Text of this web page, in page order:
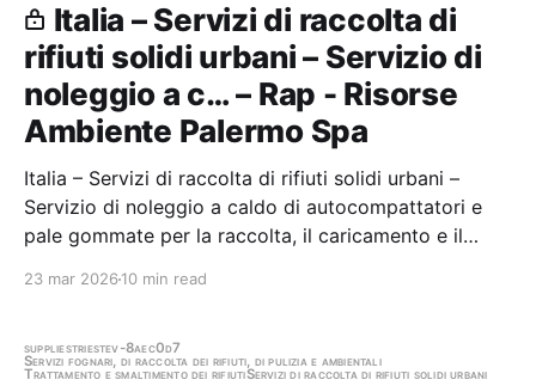
Italia – Servizi di raccolta di
rifiuti solidi urbani – Servizio di
noleggio a c… – Rap - Risorse
Ambiente Palermo Spa
Italia – Servizi di raccolta di rifiuti solidi urbani –
Servizio di noleggio a caldo di autocompattatori e
pale gommate per la raccolta, il caricamento e il
23 mar 2026 10 min read
suppliestriestev-8aec0d7
Servizi fognari, di raccolta dei rifiuti, di pulizia e ambientali
Trattamento e smaltimento dei rifiutiServizi di raccolta di rifiuti solidi urbani